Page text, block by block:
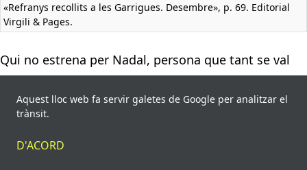
«Refranys recollits a les Garrigues. Desembre», p. 69. Editorial
Virgili & Pages.
Qui no estrena per Nadal, persona que tant se val
Hom diu que era típic estrenar alguna peça de roba, per petita
que fos, per Nadal.
desembre», p. 112. Salvat, S.A. de Ediciones.
Aquest lloc web fa servir galetes de Google per analitzar el
trànsit.
D'ACORD